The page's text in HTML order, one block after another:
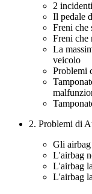
2
Il pedale
Freni che
Freni che
La
veicolo
Problemi
2. Problemi di
Gli
L'airbag
L'airbag
L'airbag